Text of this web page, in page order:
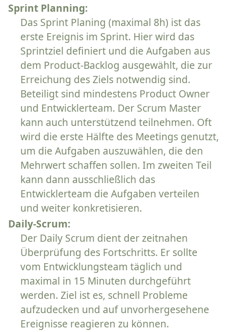
Sprint Planning:
Das Sprint Planing (maximal 8h) ist das
erste Ereignis im Sprint. Hier wird das
Sprintziel definiert und die Aufgaben aus
dem Product-Backlog ausgewählt, die zur
Erreichung des Ziels notwendig sind.
Beteiligt sind mindestens Product Owner
und Entwicklerteam. Der Scrum Master
kann auch unterstützend teilnehmen. Oft
wird die erste Hälfte des Meetings genutzt,
um die Aufgaben auszuwählen, die den
Mehrwert schaffen sollen. Im zweiten Teil
kann dann ausschließlich das
Entwicklerteam die Aufgaben verteilen
und weiter konkretisieren.
Daily-Scrum:
Der Daily Scrum dient der zeitnahen
Überprüfung des Fortschritts. Er sollte
vom Entwicklungsteam täglich und
maximal in 15 Minuten durchgeführt
werden. Ziel ist es, schnell Probleme
aufzudecken und auf unvorhergesehene
Ereignisse reagieren zu können.